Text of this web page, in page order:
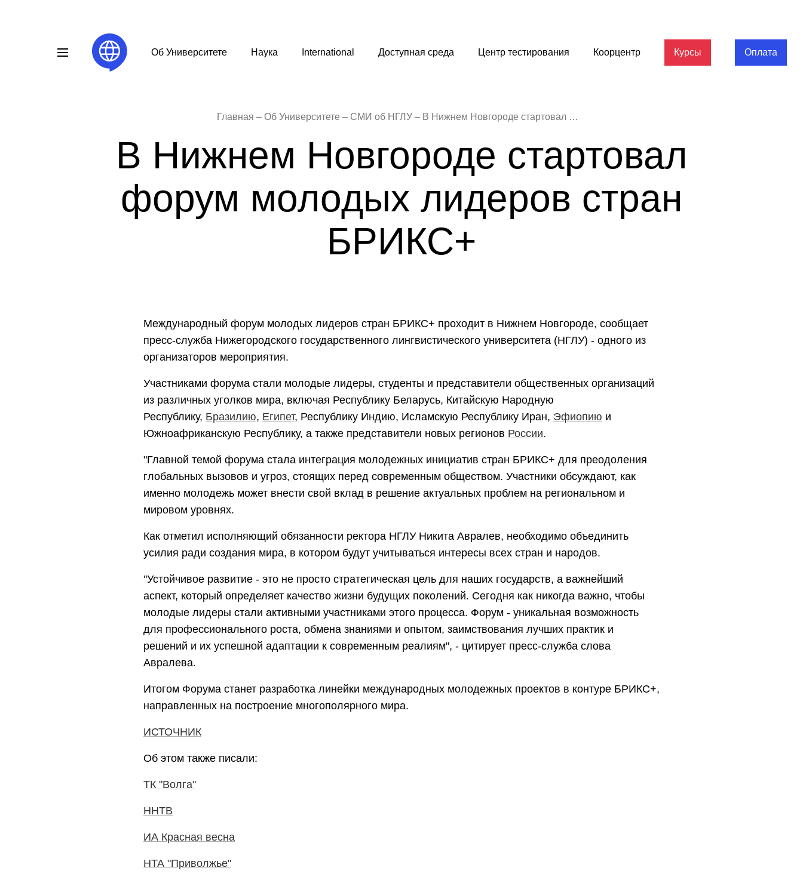
Об Университете Наука International Доступная среда Центр тестирования Коорцентр Курсы Оплата
Главная Об Университете СМИ об НГЛУ В Нижнем Новгороде стартовал форум молодых лидеров стран БРИКС+
В Нижнем Новгороде стартовал
форум молодых лидеров стран
БРИКС+
Международный форум молодых лидеров стран БРИКС+ проходит в Нижнем Новгороде, сообщает
пресс-служба Нижегородского государственного лингвистического университета (НГЛУ) - одного из
организаторов мероприятия.
Участниками форума стали молодые лидеры, студенты и представители общественных организаций
из различных уголков мира, включая Республику Беларусь, Китайскую Народную
Республику, Бразилию, Египет, Республику Индию, Исламскую Республику Иран, Эфиопию и
Южноафриканскую Республику, а также представители новых регионов России.
"Главной темой форума стала интеграция молодежных инициатив стран БРИКС+ для преодоления
глобальных вызовов и угроз, стоящих перед современным обществом. Участники обсуждают, как
именно молодежь может внести свой вклад в решение актуальных проблем на региональном и
мировом уровнях.
Как отметил исполняющий обязанности ректора НГЛУ Никита Авралев, необходимо объединить
усилия ради создания мира, в котором будут учитываться интересы всех стран и народов.
"Устойчивое развитие - это не просто стратегическая цель для наших государств, а важнейший
аспект, который определяет качество жизни будущих поколений. Сегодня как никогда важно, чтобы
молодые лидеры стали активными участниками этого процесса. Форум - уникальная возможность
для профессионального роста, обмена знаниями и опытом, заимствования лучших практик и
решений и их успешной адаптации к современным реалиям", - цитирует пресс-служба слова
Авралева.
Итогом Форума станет разработка линейки международных молодежных проектов в контуре БРИКС+,
направленных на построение многополярного мира.
ИСТОЧНИК
Об этом также писали:
ТК "Волга"
ННТВ
ИА Красная весна
НТА "Приволжье"